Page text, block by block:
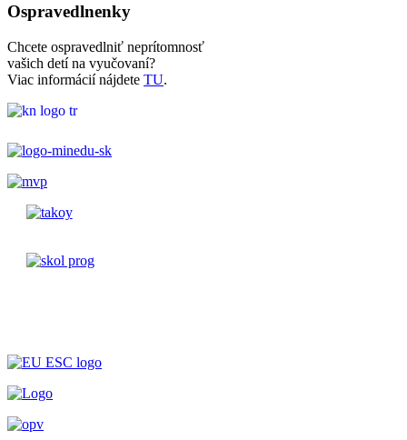
Ospravedlnenky
Chcete ospravedlniť neprítomnosť
vašich detí na vyučovaní?
Viac informácií nájdete TU.